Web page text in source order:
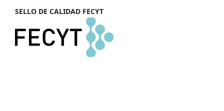
SELLO DE CALIDAD FECYT